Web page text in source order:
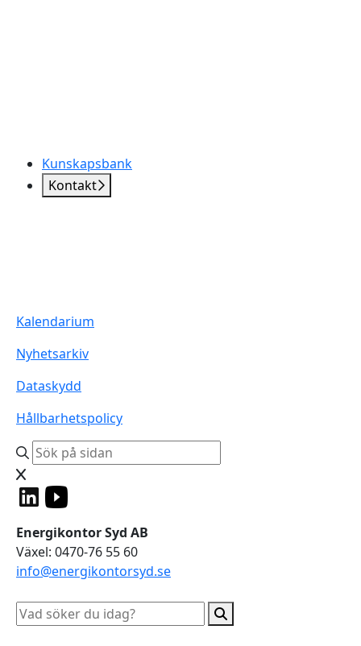
Kunskapsbank
Kontakt
Kalendarium
Nyhetsarkiv
Dataskydd
Hållbarhetspolicy
Energikontor Syd AB
Växel: 0470-76 55 60
info@energikontorsyd.se